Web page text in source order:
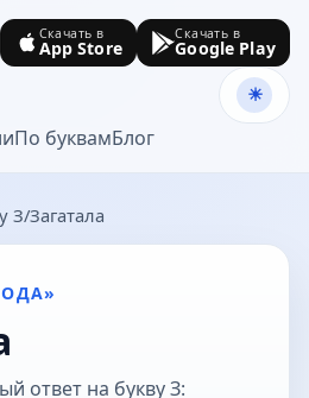
По буквамБлог
Скачать в
App Store
Скачать в
Google Play
З Загатала
ответ на букву З: